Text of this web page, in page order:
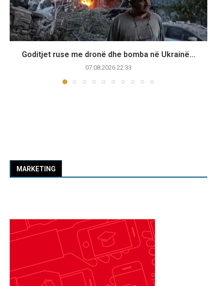
Goditjet ruse me dronë dhe bomba në Ukrainë...
07.08.2026 22:33
MARKETING